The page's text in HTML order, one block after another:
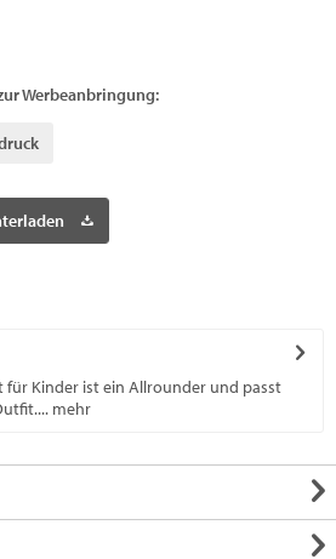
Werbeanbringung:
Kinder ist ein Allrounder und passt
mehr